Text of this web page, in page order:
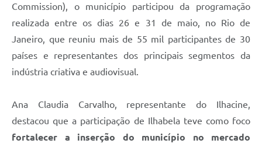
Commission), o município participou da programação
realizada entre os dias 26 e 31 de maio, no Rio de
Janeiro, que reuniu mais de 55 mil participantes de 30
países e representantes dos principais segmentos da
indústria criativa e audiovisual.
Ana Claudia Carvalho, representante do Ilhacine,
destacou que a participação de Ilhabela teve como foco
fortalecer a inserção do município no mercado